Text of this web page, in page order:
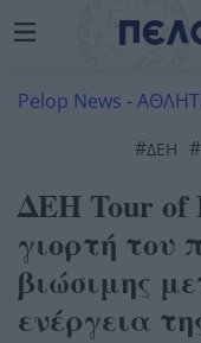
Pelop News -
#ΔΕΗ #
ΔΕΗ Tour of
γιορτή του
βιώσιμης
ενέργεια